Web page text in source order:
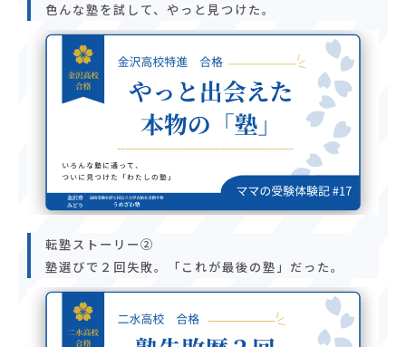
色んな塾を試して、やっと見つけた。
転塾ストーリー②
塾選びで２回失敗。「これが最後の塾」だった。